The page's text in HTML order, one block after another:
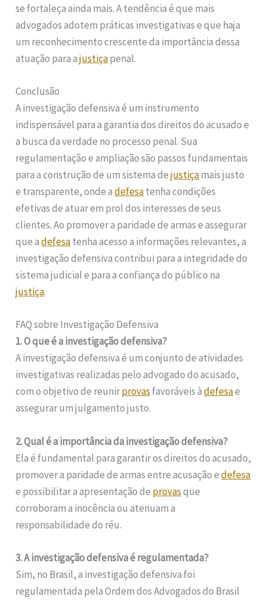
se fortaleça ainda mais. A tendência é que mais
advogados adotem práticas investigativas e que haja
um reconhecimento crescente da importância dessa
atuação para ajustiçapenal.
Conclusão
A investigação defensiva é um instrumento
indispensável para a garantia dos direitos do acusado e
a busca da verdade no processo penal. Sua
regulamentação e ampliação são passos fundamentais
para a construção de um sistema dejustiçamais justo
e transparente, onde adefesatenha condições
efetivas de atuar em prol dos interesses de seus
clientes. Ao promover a paridade de armas e assegurar
que adefesatenha acesso a informações relevantes, a
investigação defensiva contribui para a integridade do
sistema judicial e para a confiança do público na
justiça.
FAQ sobre Investigação Defensiva
1. O que é a investigação defensiva?
A investigação defensiva é um conjunto de atividades
investigativas realizadas pelo advogado do acusado,
com o objetivo de reunirprovas favoráveis àdefesae
assegurar um julgamento justo.
2. Qual é a importância da investigação defensiva?
Ela é fundamental para garantir os direitos do acusado,
promover a paridade de armas entre acusação edefesa
e possibilitar a apresentação de provasque
corroboram a inocência ou atenuam a
responsabilidade do réu.
3. A investigação defensiva é regulamentada?
Sim, no Brasil, a investigação defensiva foi
regulamentada pela Ordem dos Advogados do Brasil